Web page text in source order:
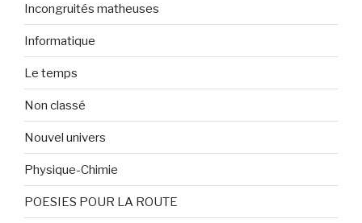
Incongruités matheuses
Informatique
Le temps
Non classé
Nouvel univers
Physique-Chimie
POESIES POUR LA ROUTE